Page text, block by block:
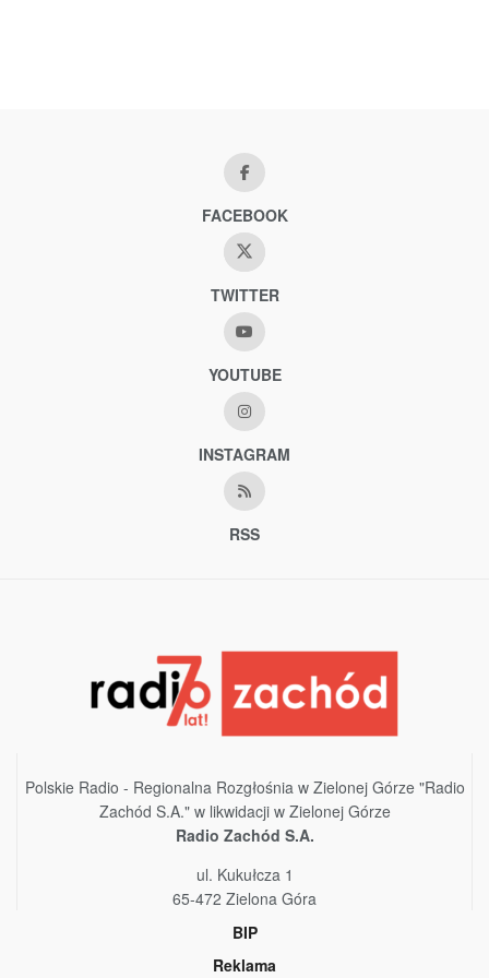
FACEBOOK
TWITTER
YOUTUBE
INSTAGRAM
RSS
Polskie Radio - Regionalna Rozgłośnia w Zielonej Górze "Radio
Zachód S.A." w likwidacji w Zielonej Górze
Radio Zachód S.A.
ul. Kukułcza 1
65-472 Zielona Góra
BIP
Reklama